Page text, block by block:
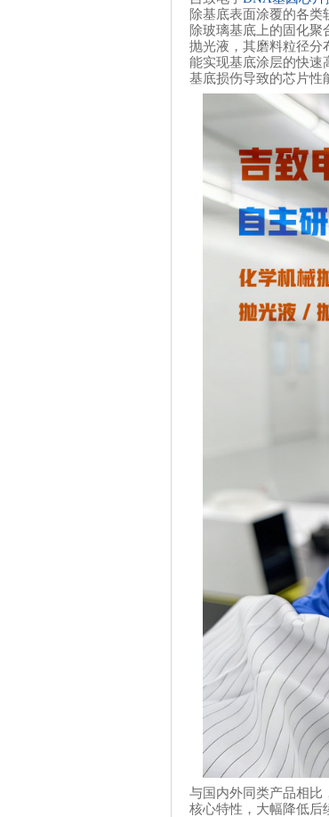
除基底表面涂覆的各
除玻璃基底上的固化
抛光液，其磨料粒径分
能实现基底涂层的快速
基底损伤导致的芯片性
与国内外同类产品相比
核心特性，大幅降低后